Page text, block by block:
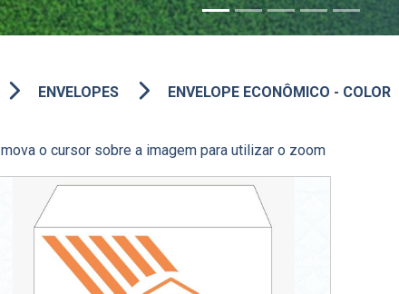
ENVELOPES ENVELOPE ECONÔMICO - COLOR
mova o cursor sobre a imagem para utilizar o zoom